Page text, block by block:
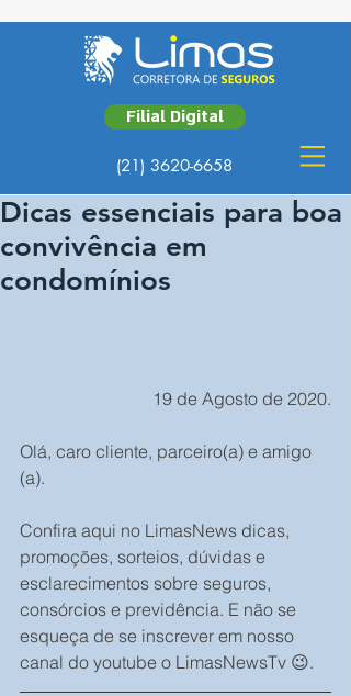
Filial Digital
(21) 3620-6658
Dicas essenciais para boa
convivência em
condomínios
19 de Agosto de 2020.
Olá, caro cliente, parceiro(a) e amigo
(a).
Confira aqui no LimasNews dicas,
promoções, sorteios, dúvidas e
esclarecimentos sobre seguros,
consórcios e previdência. E não se
esqueça de se inscrever em nosso
canal do youtube o LimasNewsTv 😉.